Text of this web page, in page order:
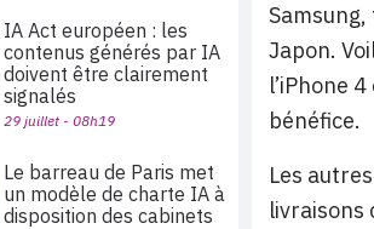
Japon.
l’iPhone
bénéfice.
Les
livraisons
IA Act européen : les
contenus générés par IA
doivent être clairement
signalés
29 juillet - 08h19
Le barreau de Paris met
un modèle de charte IA à
disposition des cabinets